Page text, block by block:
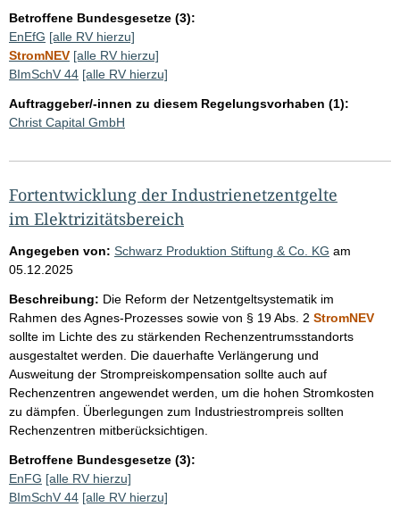
Betroffene Bundesgesetze (3):
EnEfG [alle RV hierzu]
StromNEV [alle RV hierzu]
BImSchV 44 [alle RV hierzu]
Auftraggeber/-innen zu diesem Regelungsvorhaben (1):
Christ Capital GmbH
Fortentwicklung der Industrienetzentgelte
im Elektrizitätsbereich
Angegeben von: Schwarz Produktion Stiftung & Co. KG am
05.12.2025
Beschreibung: Die Reform der Netzentgeltsystematik im
Rahmen des Agnes-Prozesses sowie von § 19 Abs. 2 StromNEV
sollte im Lichte des zu stärkenden Rechenzentrumsstandorts
ausgestaltet werden. Die dauerhafte Verlängerung und
Ausweitung der Strompreiskompensation sollte auch auf
Rechenzentren angewendet werden, um die hohen Stromkosten
zu dämpfen. Überlegungen zum Industriestrompreis sollten
Rechenzentren mitberücksichtigen.
Betroffene Bundesgesetze (3):
EnFG [alle RV hierzu]
BImSchV 44 [alle RV hierzu]